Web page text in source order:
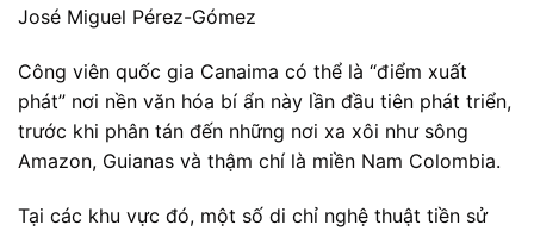
José Miguel Pérez-Gómez
Công viên quốc gia Canaima có thể là “điểm xuất
phát” nơi nền văn hóa bí ẩn này lần đầu tiên phát triển,
trước khi phân tán đến những nơi xa xôi như sông
Amazon, Guianas và thậm chí là miền Nam Colombia.
Tại các khu vực đó, một số di chỉ nghệ thuật tiền sử